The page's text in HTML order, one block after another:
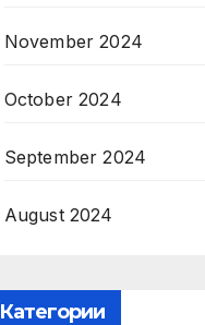
November 2024
October 2024
September 2024
August 2024
Категории